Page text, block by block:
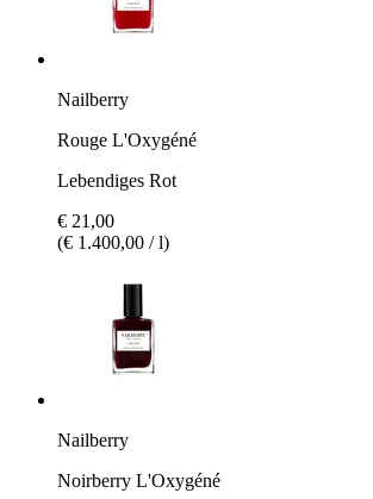
Nailberry
Rouge L'Oxygéné
Lebendiges Rot
€ 21,00
(€ 1.400,00 / l)
Nailberry
Noirberry L'Oxygéné